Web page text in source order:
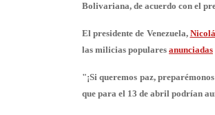
Bolivariana, de acuerdo con el
El presidente de Venezuela,
las milicias populares anunciadas
"¡Si queremos paz,
que para el 13 de abril podrían